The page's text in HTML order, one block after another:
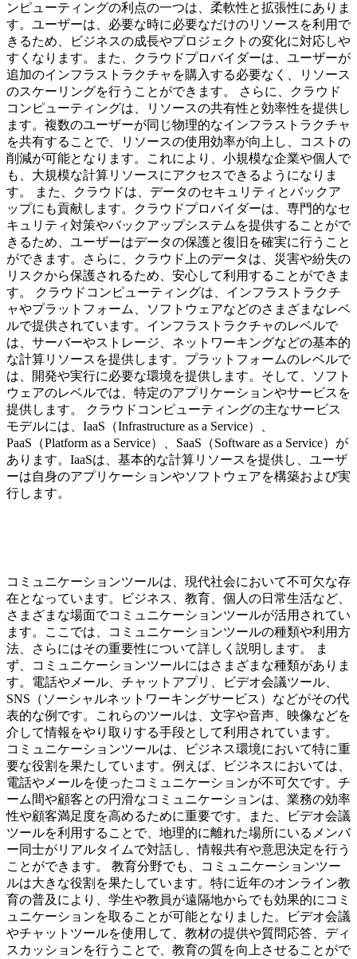
ンピューティングの利点の一つは、柔軟性と拡張性にありま
す。ユーザーは、必要な時に必要なだけのリソースを利用で
きるため、ビジネスの成長やプロジェクトの変化に対応しや
すくなります。また、クラウドプロバイダーは、ユーザーが
追加のインフラストラクチャを購入する必要なく、リソース
のスケーリングを行うことができます。 さらに、クラウド
コンピューティングは、リソースの共有性と効率性を提供し
ます。複数のユーザーが同じ物理的なインフラストラクチャ
を共有することで、リソースの使用効率が向上し、コストの
削減が可能となります。これにより、小規模な企業や個人で
も、大規模な計算リソースにアクセスできるようになりま
す。 また、クラウドは、データのセキュリティとバックア
ップにも貢献します。クラウドプロバイダーは、専門的なセ
キュリティ対策やバックアップシステムを提供することがで
きるため、ユーザーはデータの保護と復旧を確実に行うこと
ができます。さらに、クラウド上のデータは、災害や紛失の
リスクから保護されるため、安心して利用することができま
す。 クラウドコンピューティングは、インフラストラクチ
ャやプラットフォーム、ソフトウェアなどのさまざまなレベ
ルで提供されています。インフラストラクチャのレベルで
は、サーバーやストレージ、ネットワーキングなどの基本的
な計算リソースを提供します。プラットフォームのレベルで
は、開発や実行に必要な環境を提供します。そして、ソフト
ウェアのレベルでは、特定のアプリケーションやサービスを
提供します。 クラウドコンピューティングの主なサービス
モデルには、IaaS（Infrastructure as a Service）、
PaaS（Platform as a Service）、SaaS（Software as a Service）が
あります。IaaSは、基本的な計算リソースを提供し、ユーザ
ーは自身のアプリケーションやソフトウェアを構築および実
行します。
コミュニケーションツールは、現代社会において不可欠な存
在となっています。ビジネス、教育、個人の日常生活など、
さまざまな場面でコミュニケーションツールが活用されてい
ます。ここでは、コミュニケーションツールの種類や利用方
法、さらにはその重要性について詳しく説明します。 ま
ず、コミュニケーションツールにはさまざまな種類がありま
す。電話やメール、チャットアプリ、ビデオ会議ツール、
SNS（ソーシャルネットワーキングサービス）などがその代
表的な例です。これらのツールは、文字や音声、映像などを
介して情報をやり取りする手段として利用されています。
コミュニケーションツールは、ビジネス環境において特に重
要な役割を果たしています。例えば、ビジネスにおいては、
電話やメールを使ったコミュニケーションが不可欠です。チ
ーム間や顧客との円滑なコミュニケーションは、業務の効率
性や顧客満足度を高めるために重要です。また、ビデオ会議
ツールを利用することで、地理的に離れた場所にいるメンバ
ー同士がリアルタイムで対話し、情報共有や意思決定を行う
ことができます。 教育分野でも、コミュニケーションツー
ルは大きな役割を果たしています。特に近年のオンライン教
育の普及により、学生や教員が遠隔地からでも効果的にコミ
ュニケーションを取ることが可能となりました。ビデオ会議
やチャットツールを使用して、教材の提供や質問応答、ディ
スカッションを行うことで、教育の質を向上させることがで